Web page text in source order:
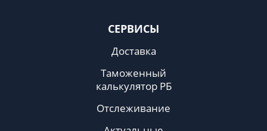
СЕРВИСЫ
Доставка
Таможенный
калькулятор РБ
Отслеживание